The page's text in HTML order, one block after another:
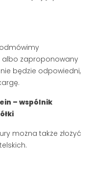
albo zaproponowany
będzie odpowiedni,
– wspólnik
można także złożyć